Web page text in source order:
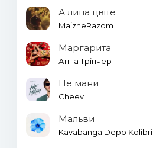
А липа цвіте
MaizheRazom
Маргарита
Анна Трінчер
Не мани
Cheev
Мальви
Kavabanga Depo Kolibri